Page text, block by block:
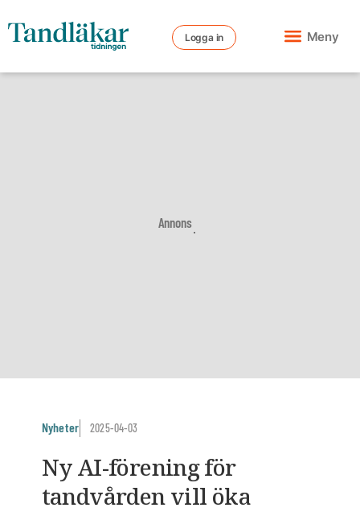
Logga in Meny
Annons
Nyheter 2025-04-03
Ny AI-förening för
tandvården vill öka